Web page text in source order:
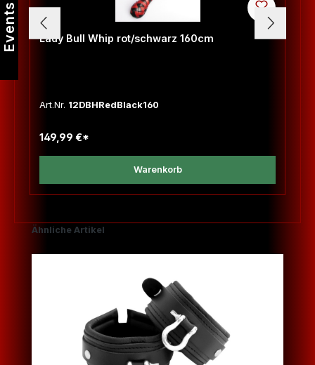
Lady Bull Whip rot/schwarz 160cm
Art.Nr. 12DBHRedBlack160
149,99 €*
Warenkorb
Produktgalerie überspringen
Ähnliche Artikel
Events